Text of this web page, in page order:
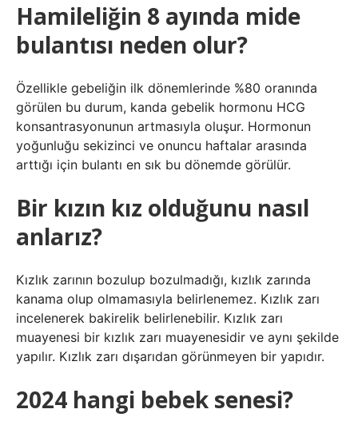
Hamileliğin 8 ayında mide
bulantısı neden olur?
Özellikle gebeliğin ilk dönemlerinde %80 oranında
görülen bu durum, kanda gebelik hormonu HCG
konsantrasyonunun artmasıyla oluşur. Hormonun
yoğunluğu sekizinci ve onuncu haftalar arasında
arttığı için bulantı en sık bu dönemde görülür.
Bir kızın kız olduğunu nasıl
anlarız?
Kızlık zarının bozulup bozulmadığı, kızlık zarında
kanama olup olmamasıyla belirlenemez. Kızlık zarı
incelenerek bakirelik belirlenebilir. Kızlık zarı
muayenesi bir kızlık zarı muayenesidir ve aynı şekilde
yapılır. Kızlık zarı dışarıdan görünmeyen bir yapıdır.
2024 hangi bebek senesi?